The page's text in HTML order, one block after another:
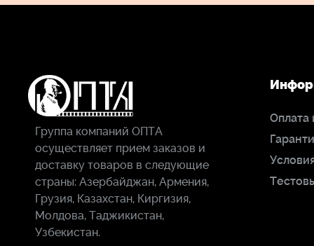
Группа компаний ОПТА
осуществляет прием заказов и
доставку товаров в следующие
страны: Азербайджан, Армения,
Грузия, Казахстан, Киргизия,
Молдова, Таджикистан,
Узбекистан.
Оплата